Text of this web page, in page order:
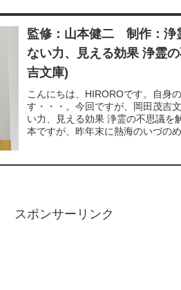
監修：山本健二 制作：浄
ない力、見える効果 浄霊
吉文庫)
こんにちは、HIROROです。自身
す・・・。今回ですが、岡田茂吉
い力、見える効果 浄霊の不思議を
本ですが、昨年末に熱海のいづの
スポンサーリンク